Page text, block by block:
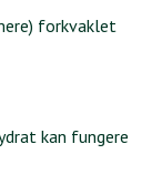
forkvaklet
kan fungere